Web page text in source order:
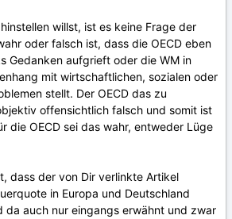
willst, ist es keine Frage der
oder falsch ist, dass die OECD eben
Gedanken aufgrieft oder die WM in
mit wirtschaftlichen, sozialen oder
stellt. Der OECD das zu
offensichtlich falsch und somit ist
die OECD sei das wahr, entweder Lüge
dass der von Dir verlinkte Artikel
in Europa und Deutschland
da auch nur eingangs erwähnt und zwar